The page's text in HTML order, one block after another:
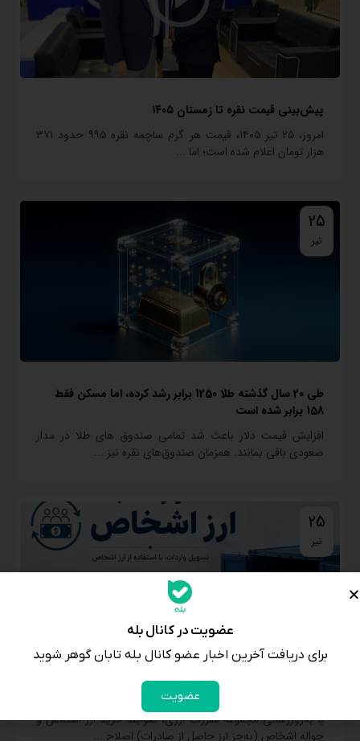
امروز، ۲۵ تیر ۱۴۰۵، قیمت هر گرم ساچمه نقره ۹۹۵ حدود ۳۷۱
هزار تومان اعلام شده است؛ اما ...
25
تیر
طی 20 سال گذشته طلا 1250 برابر رشد کرده، اما مسکن فقط
158 برابر شده است
افزایش قیمت دلار باعث شد تمامی صندوق های طلا در مدار
صعودی باقی بمانند. همزمان صندوق‌های نقره نیز ...
25
تیر
ضوابط خرید ارز اشخاص اصلاح شد
با به‌روزرسانی مجموعه مقررات ارزی، ضوابط خرید ارز اسکناس و
حواله اشخاص (به‌جز ارز حاصل از صادرات) اصلاح ...
عضویت در کانال بله
برای دریافت آخرین اخبار عضو کانال بله تابان گوهر شوید
عضویت